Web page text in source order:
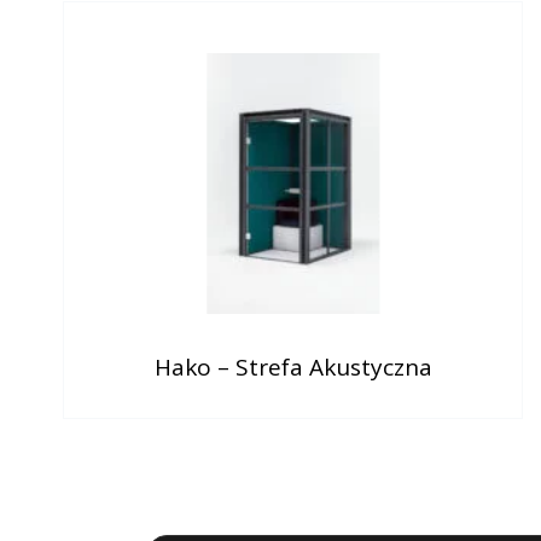
Hako – Strefa Akustyczna